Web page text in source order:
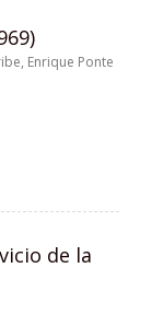
Enrique Ponte
de la